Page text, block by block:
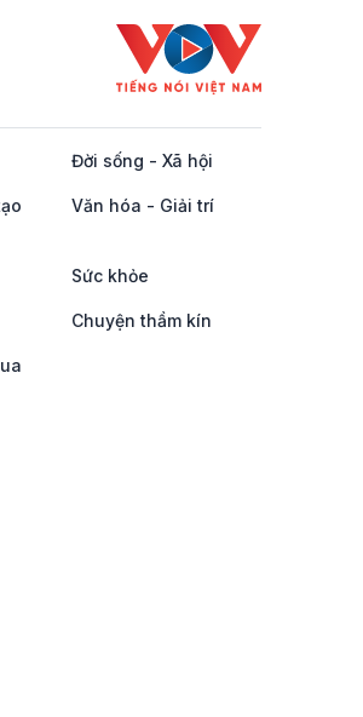
Đời sống - Xã hội
Văn hóa - Giải trí
Sức khỏe
Chuyện thầm kín